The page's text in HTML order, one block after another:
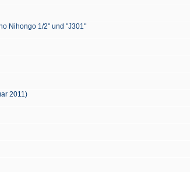
Nihongo 1/2" und "J301"
2011)